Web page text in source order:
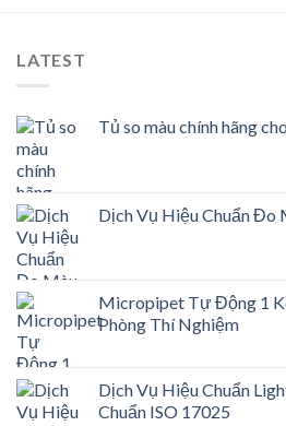
LATEST
Tủ so màu chính hãng
Dịch Vụ Hiệu Chuẩn Đo
Micropipet Tự Động 1
Phòng Thí Nghiệm
Dịch Vụ Hiệu Chuẩn
Chuẩn ISO 17025